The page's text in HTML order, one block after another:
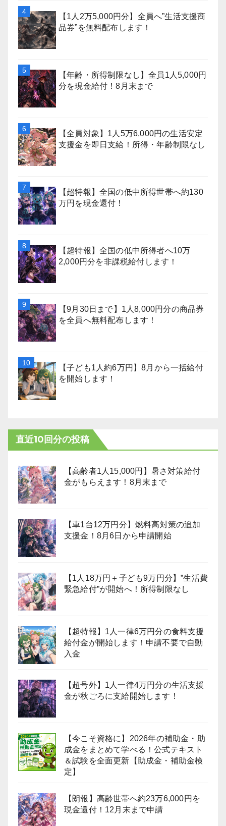
【1人2万5,000円分】全員へ”生活支援商
品券”を無料配布します！
【年齢・所得制限なし】全員1人5,000円
分を現金給付！8月末まで
【全員対象】1人5万6,000円の生活安定
支援金を即日支給！所得・年齢制限なし
【超特報】全国の低中所得世帯へ約130
万円を現金還付！
【超特報】全国の低中所得者へ10万
2,000円分を非課税給付します！
【9月30日まで】1人8,000円分の商品券
を全員へ無料配布します！
【子ども1人約6万円】8月から一括給付
を開始します！
直近10回分の投稿
【高齢者1人15,000円】暑さ対策給付
金がもらえます！8月末まで
【車1台12万円分】燃料高対策の追加
支援金！8月6日から申請開始
【1人18万円＋子ども9万円分】”生活費
緊急給付”が開始へ！所得制限なし
【超特報】1人一律6万円分の食料支援
給付金が開始します！申請不要で自動
入金
【超号外】1人一律4万円分の生活支援
金が秋ごろに支給開始します！
【今こそ資格に】2026年の補助金・助
成金をまとめて学べる！公式テキスト
＆試験を全面更新【助成金・補助金検
定】
【朗報】高齢世帯へ約23万6,000円を
現金還付！12月末まで申請